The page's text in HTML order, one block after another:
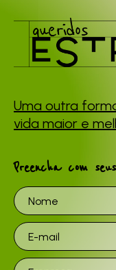
Uma outra
vida maior e
Preencha com